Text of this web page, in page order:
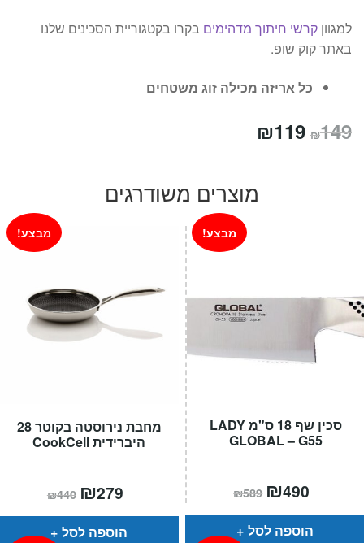
למגוון קרשי חיתוך מדהימים בקרו בקטגוריית הסכינים שלנו
באתר קוק שופ.
כל אריזה מכילה זוג משטחים
₪149 המחיר
₪119
הוא:
₪119.
מוצרים משודרגים
מחבת נירוסטה בקוטר 28
היברידית CookCell
מבצע!
₪440 המחיר
המקורי
היה:
₪440.
₪279
הוא:
הוספה לסל
סכין שף 18 ס"מ LADY
GLOBAL – G55
מבצע!
₪589 המחיר
המקורי
היה:
₪589.
₪490
הוא:
הוספה לסל